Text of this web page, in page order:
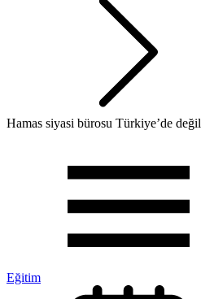
Hamas siyasi bürosu Türkiye’de değil
Eğitim